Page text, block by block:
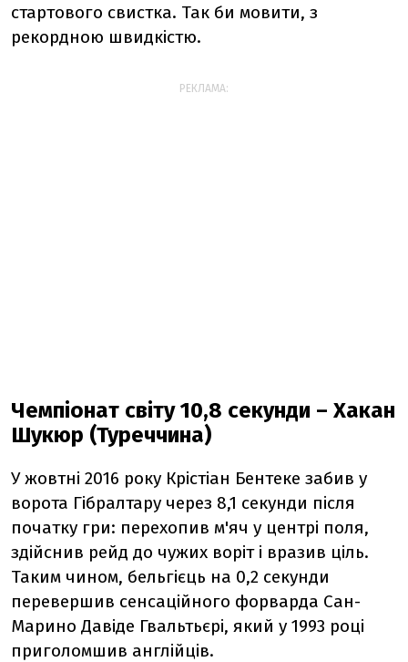
стартового свистка. Так би мовити, з
рекордною швидкістю.
РЕКЛАМА:
Чемпіонат світу 10,8 секунди – Хакан
Шукюр (Туреччина)
У жовтні 2016 року Крістіан Бентеке забив у
ворота Гібралтару через 8,1 секунди після
початку гри: перехопив м'яч у центрі поля,
здійснив рейд до чужих воріт і вразив ціль.
Таким чином, бельгієць на 0,2 секунди
перевершив сенсаційного форварда Сан-
Марино Давіде Гвальтьєрі, який у 1993 році
приголомшив англійців.